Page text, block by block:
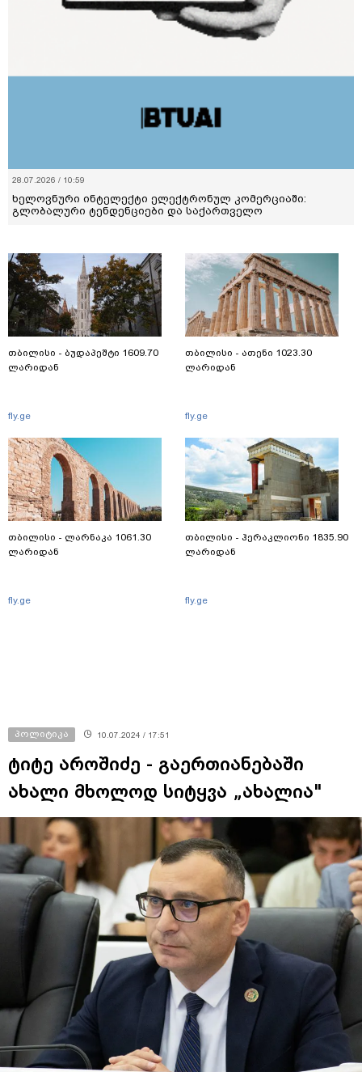
28.07.2026 / 10:59
ხელოვნური ინტელექტი ელექტრონულ კომერციაში:
გლობალური ტენდენციები და საქართველო
თბილისი - ბუდაპეშტი 1609.70
ლარიდან
fly.ge
თბილისი - ლარნაკა 1061.30
ლარიდან
fly.ge
თბილისი - ათენი 1023.30
ლარიდან
fly.ge
თბილისი - ჰერაკლიონი 1835.90
ლარიდან
fly.ge
პოლიტიკა 10.07.2024 / 17:51
ტიტე აროშიძე - გაერთიანებაში
ახალი მხოლოდ სიტყვა „ახალია"